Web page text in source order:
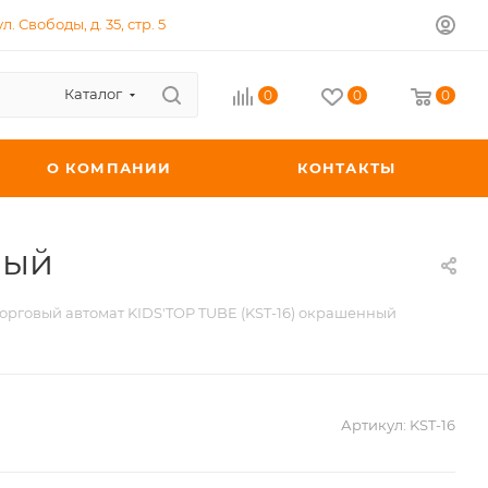
Свободы, д. 35, стр. 5
Каталог 0 0 0
О КОМПАНИИ КОНТАКТЫ
автомат KIDS'TOP TUBE (KST-16) окрашенный
Артикул: KST-16